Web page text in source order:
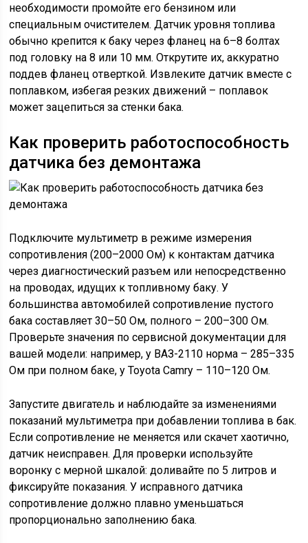
необходимости промойте его бензином или
специальным очистителем. Датчик уровня топлива
обычно крепится к баку через фланец на 6–8 болтах
под головку на 8 или 10 мм. Открутите их, аккуратно
поддев фланец отверткой. Извлеките датчик вместе с
поплавком, избегая резких движений – поплавок
может зацепиться за стенки бака.
Как проверить работоспособность
датчика без демонтажа
Подключите мультиметр в режиме измерения
сопротивления (200–2000 Ом) к контактам датчика
через диагностический разъем или непосредственно
на проводах, идущих к топливному баку. У
большинства автомобилей сопротивление пустого
бака составляет 30–50 Ом, полного – 200–300 Ом.
Проверьте значения по сервисной документации для
вашей модели: например, у ВАЗ-2110 норма – 285–335
Ом при полном баке, у Toyota Camry – 110–120 Ом.
Запустите двигатель и наблюдайте за изменениями
показаний мультиметра при добавлении топлива в бак.
Если сопротивление не меняется или скачет хаотично,
датчик неисправен. Для проверки используйте
воронку с мерной шкалой: доливайте по 5 литров и
фиксируйте показания. У исправного датчика
сопротивление должно плавно уменьшаться
пропорционально заполнению бака.